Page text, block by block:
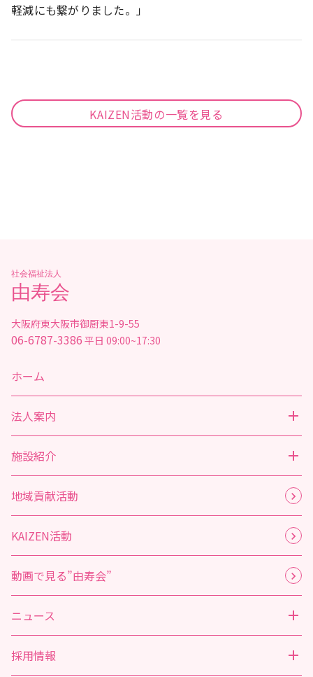
軽減にも繋がりました。」
KAIZEN活動の一覧を見る
社会福祉法人
由寿会
大阪府東大阪市御厨東1-9-55
06-6787-3386 平日 09:00~17:30
ホーム
法人案内
施設紹介
地域貢献活動
KAIZEN活動
動画で見る”由寿会”
ニュース
採用情報